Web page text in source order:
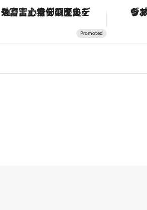
「星のや富士」でデジタルデトックス。冨士信仰の歴史を辿り、心身を調える。